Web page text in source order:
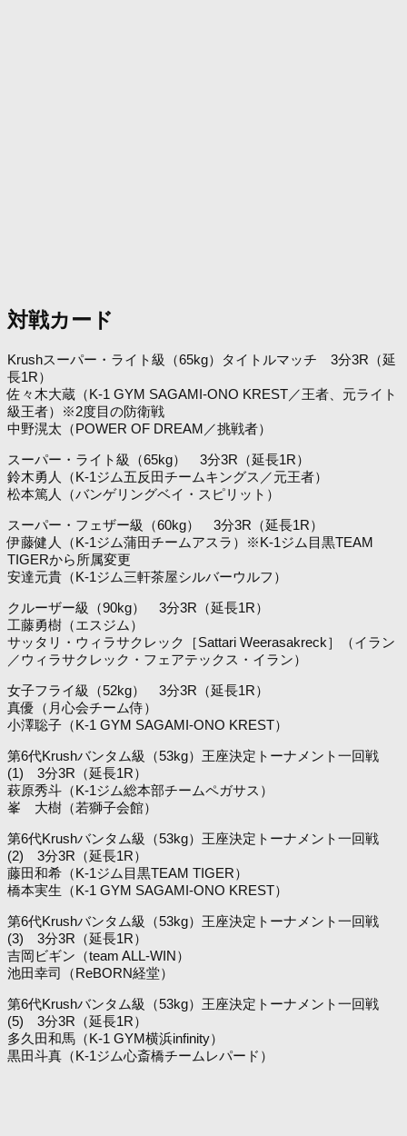
対戦カード
Krushスーパー・ライト級（65kg）タイトルマッチ 3分3R（延
長1R）
佐々木大蔵（K-1 GYM SAGAMI-ONO KREST／王者、元ライト
級王者）※2度目の防衛戦
中野滉太（POWER OF DREAM／挑戦者）
スーパー・ライト級（65kg） 3分3R（延長1R）
鈴木勇人（K-1ジム五反田チームキングス／元王者）
松本篤人（バンゲリングベイ・スピリット）
スーパー・フェザー級（60kg） 3分3R（延長1R）
伊藤健人（K-1ジム蒲田チームアスラ）※K-1ジム目黒TEAM
TIGERから所属変更
安達元貴（K-1ジム三軒茶屋シルバーウルフ）
クルーザー級（90kg） 3分3R（延長1R）
工藤勇樹（エスジム）
サッタリ・ウィラサクレック［Sattari Weerasakreck］（イラン
／ウィラサクレック・フェアテックス・イラン）
女子フライ級（52kg） 3分3R（延長1R）
真優（月心会チーム侍）
小澤聡子（K-1 GYM SAGAMI-ONO KREST）
第6代Krushバンタム級（53kg）王座決定トーナメント一回戦
(1) 3分3R（延長1R）
萩原秀斗（K-1ジム総本部チームペガサス）
峯 大樹（若獅子会館）
第6代Krushバンタム級（53kg）王座決定トーナメント一回戦
(2) 3分3R（延長1R）
藤田和希（K-1ジム目黒TEAM TIGER）
橋本実生（K-1 GYM SAGAMI-ONO KREST）
第6代Krushバンタム級（53kg）王座決定トーナメント一回戦
(3) 3分3R（延長1R）
吉岡ビギン（team ALL-WIN）
池田幸司（ReBORN経堂）
第6代Krushバンタム級（53kg）王座決定トーナメント一回戦
(5) 3分3R（延長1R）
多久田和馬（K-1 GYM横浜infinity）
黒田斗真（K-1ジム心斎橋チームレパード）